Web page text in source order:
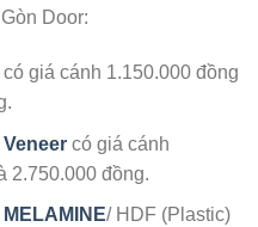
Door:
giá cánh 1.150.000 đồng
có giá cánh
2.750.000 đồng.
/ HDF (Plastic)